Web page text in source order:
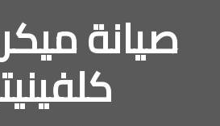
صيانة